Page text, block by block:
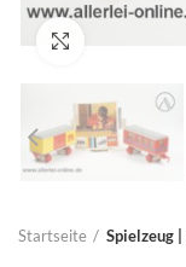
Startseite Spielzeug